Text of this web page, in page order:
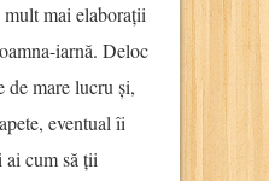
mai elaborații
iarnă. Deloc
de mare lucru și,
eventual îi
ai cum să ții